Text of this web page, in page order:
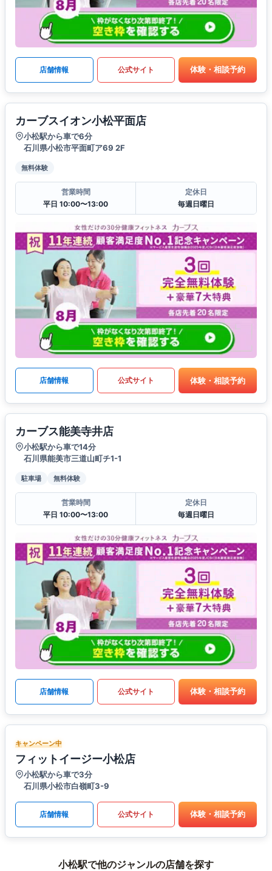
店舗情報 公式サイト 体験・相談予約
カーブスイオン小松平面店
小松駅から車で6分
石川県小松市平面町ア69 2F
無料体験
営業時間
平日 10:00〜13:00
定休日
毎週日曜日
店舗情報 公式サイト 体験・相談予約
カーブス能美寺井店
小松駅から車で14分
石川県能美市三道山町チ1-1
駐車場 無料体験
営業時間
平日 10:00〜13:00
定休日
毎週日曜日
店舗情報 公式サイト 体験・相談予約
キャンペーン中
フィットイージー小松店
小松駅から車で3分
石川県小松市白嶺町3-9
店舗情報 公式サイト 体験・相談予約
小松駅で他のジャンルの店舗を探す